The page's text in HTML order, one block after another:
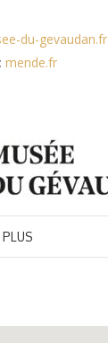
du-gevaudan.fr
mende.fr